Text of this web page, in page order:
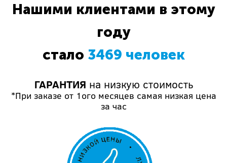
Нашими клиентами в этому
году
стало 3469 человек
ГАРАНТИЯ на низкую стоимость
*При заказе от 1ого месяцев самая низкая цена
за час